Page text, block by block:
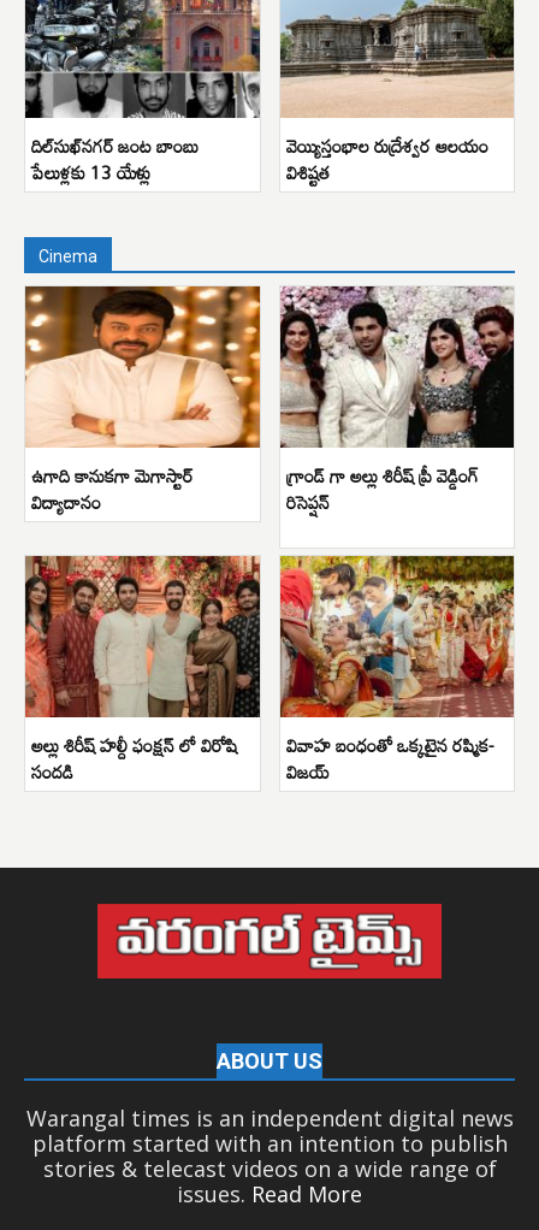
దిల్‌సుఖ్‌నగర్ జంట బాంబు
పేలుళ్లకు 13 యేళ్లు
వెయ్యిస్తంభాల రుద్రేశ్వర ఆలయం
విశిష్టత
Cinema
ఉగాది కానుకగా మెగాస్టార్
విద్యాదానం
గ్రాండ్ గా అల్లు శిరీష్ ప్రీ వెడ్డింగ్
రిసెప్షన్
అల్లు శిరీష్ హల్దీ ఫంక్షన్ లో విరోషి
సందడి
వివాహ బంధంతో ఒక్కటైన రష్మిక-
విజయ్
ABOUT US
Warangal times is an independent digital news
platform started with an intention to publish
stories & telecast videos on a wide range of
issues. Read More